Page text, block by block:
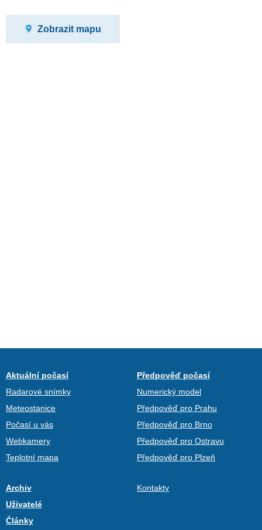
Zobrazit mapu
Aktuální počasí
Radarové snímky
Meteostanice
Počasí u vás
Webkamery
Teplotní mapa
Předpověď počasí
Numerický model
Předpověď pro Prahu
Předpověď pro Brno
Předpověď pro Ostravu
Předpověď pro Plzeň
Archiv
Uživatelé
Články
Kontakty